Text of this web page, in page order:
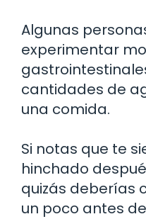
Algunas
experimentar
cantidades de
una comida.
Si notas que te
hinchado
quizás deberías
un poco antes